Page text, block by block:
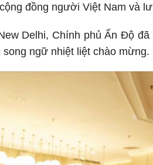
đồng người Việt Nam và
Delhi, Chính phủ Ấn Độ
ngữ nhiệt liệt chào mừng.